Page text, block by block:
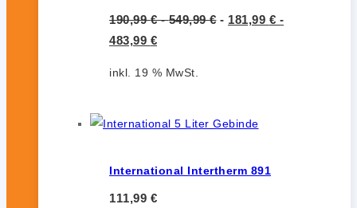
190,99€-549,99€- 181,99 € -
483,99 €
inkl. 19 % MwSt.
International Intertherm 891
111,99 €